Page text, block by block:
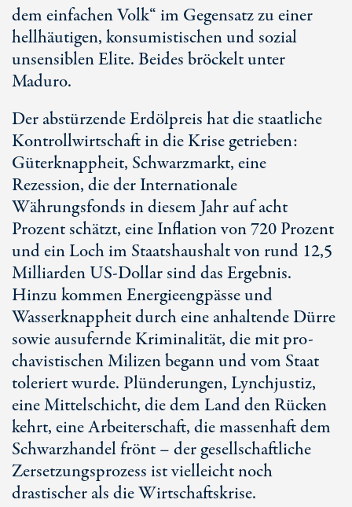
dem einfachen Volk“ im Gegensatz zu einer
hellhäutigen, konsumistischen und sozial
unsensiblen Elite. Beides bröckelt unter
Maduro.
Der abstürzende Erdölpreis hat die staatliche
Kontrollwirtschaft in die Krise getrieben:
Güterknappheit, Schwarzmarkt, eine
Rezession, die der Internationale
Währungsfonds in diesem Jahr auf acht
Prozent schätzt, eine Inflation von 720 Prozent
und ein Loch im Staatshaushalt von rund 12,5
Milliarden US-Dollar sind das Ergebnis.
Hinzu kommen Energieengpässe und
Wasserknappheit durch eine anhaltende Dürre
sowie ausufernde Kriminalität, die mit pro-
chavistischen Milizen begann und vom Staat
toleriert wurde. Plünderungen, Lynchjustiz,
eine Mittelschicht, die dem Land den Rücken
kehrt, eine Arbeiterschaft, die massenhaft dem
Schwarzhandel frönt – der gesellschaftliche
Zersetzungsprozess ist vielleicht noch
drastischer als die Wirtschaftskrise.